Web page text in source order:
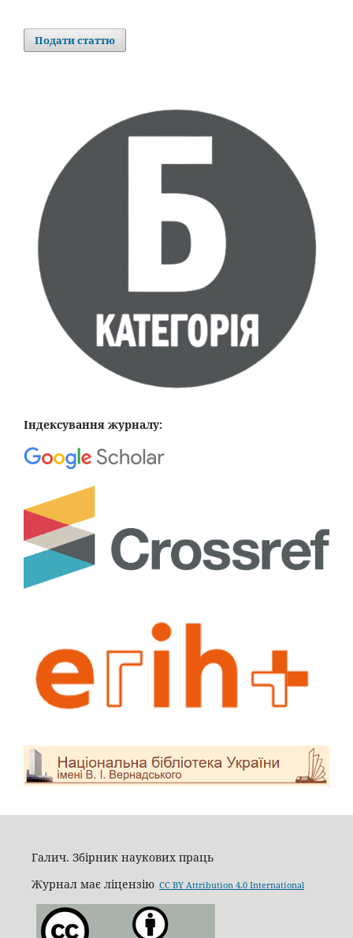
Подати статтю
Індексування журналу:
Галич. Збірник наукових праць
Журнал має ліцензію CC BY Attribution 4.0 International